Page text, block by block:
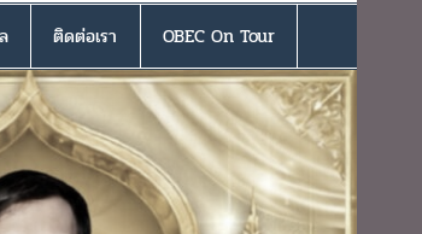
ติดต่อเรา OBEC On Tour